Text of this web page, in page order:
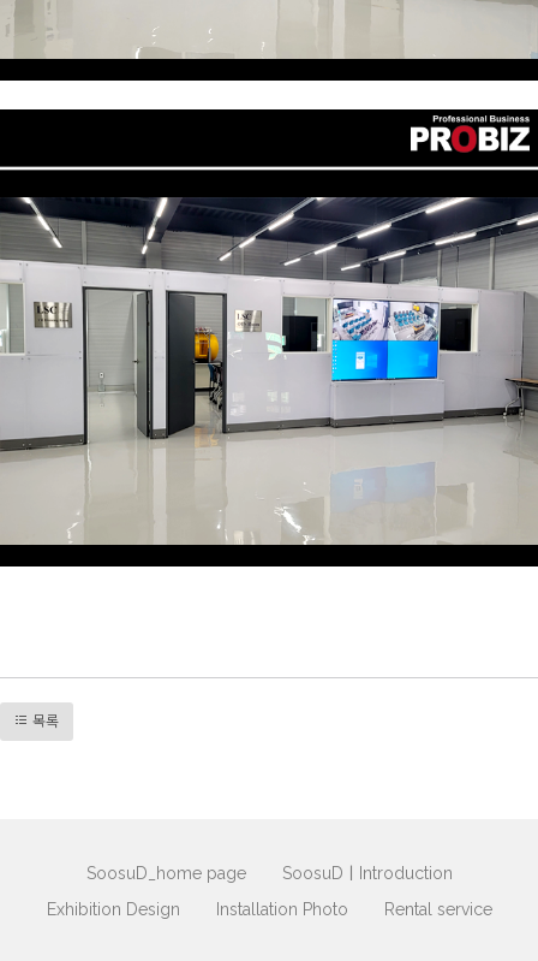
목록
SoosuD_home page
SoosuDㅣIntroduction
Exhibition Design
Installation Photo Rental service